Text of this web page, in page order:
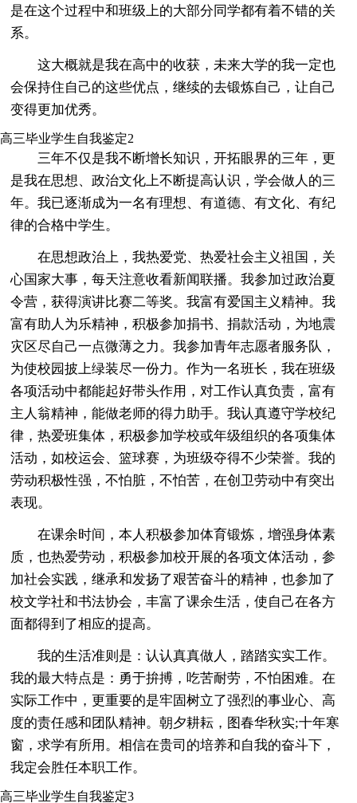
是在这个过程中和班级上的大部分同学都有着不错的关
系。
这大概就是我在高中的收获，未来大学的我一定也
会保持住自己的这些优点，继续的去锻炼自己，让自己
变得更加优秀。
高三毕业学生自我鉴定2
三年不仅是我不断增长知识，开拓眼界的三年，更
是我在思想、政治文化上不断提高认识，学会做人的三
年。我已逐渐成为一名有理想、有道德、有文化、有纪
律的合格中学生。
在思想政治上，我热爱党、热爱社会主义祖国，关
心国家大事，每天注意收看新闻联播。我参加过政治夏
令营，获得演讲比赛二等奖。我富有爱国主义精神。我
富有助人为乐精神，积极参加捐书、捐款活动，为地震
灾区尽自己一点微薄之力。我参加青年志愿者服务队，
为使校园披上绿装尽一份力。作为一名班长，我在班级
各项活动中都能起好带头作用，对工作认真负责，富有
主人翁精神，能做老师的得力助手。我认真遵守学校纪
律，热爱班集体，积极参加学校或年级组织的各项集体
活动，如校运会、篮球赛，为班级夺得不少荣誉。我的
劳动积极性强，不怕脏，不怕苦，在创卫劳动中有突出
表现。
在课余时间，本人积极参加体育锻炼，增强身体素
质，也热爱劳动，积极参加校开展的各项文体活动，参
加社会实践，继承和发扬了艰苦奋斗的精神，也参加了
校文学社和书法协会，丰富了课余生活，使自己在各方
面都得到了相应的提高。
我的生活准则是：认认真真做人，踏踏实实工作。
我的最大特点是：勇于拚搏，吃苦耐劳，不怕困难。在
实际工作中，更重要的是牢固树立了强烈的事业心、高
度的责任感和团队精神。朝夕耕耘，图春华秋实;十年寒
窗，求学有所用。相信在贵司的培养和自我的奋斗下，
我定会胜任本职工作。
高三毕业学生自我鉴定3